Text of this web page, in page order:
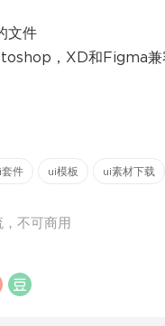
文件
，XD和Figma兼
套件 ui模板 ui素材下载
不可商用